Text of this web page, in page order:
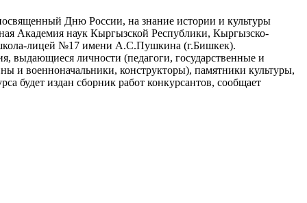
Дню России, на знание истории и культуры
Академия наук Кыргызской Республики, Кыргызско-
лицей №17 имени А.С.Пушкина (г.Бишкек).
выдающиеся личности (педагоги, государственные и
и военноначальники, конструкторы), памятники культуры,
будет издан сборник работ конкурсантов, сообщает